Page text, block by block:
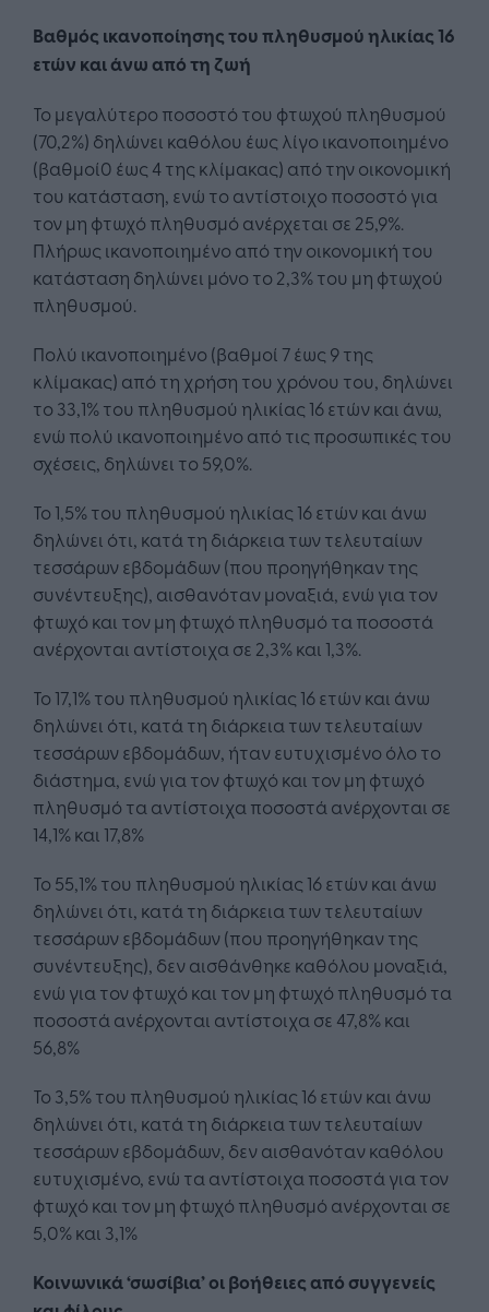
Βαθμός ικανοποίησης του πληθυσμού ηλικίας 16
ετών και άνω από τη ζωή
Το μεγαλύτερο ποσοστό του φτωχού πληθυσμού
(70,2%) δηλώνει καθόλου έως λίγο ικανοποιημένο
(βαθμοί0 έως 4 της κλίμακας) από την οικονομική
του κατάσταση, ενώ το αντίστοιχο ποσοστό για
τον μη φτωχό πληθυσμό ανέρχεται σε 25,9%.
Πλήρως ικανοποιημένο από την οικονομική του
κατάσταση δηλώνει μόνο το 2,3% του μη φτωχού
πληθυσμού.
Πολύ ικανοποιημένο (βαθμοί 7 έως 9 της
κλίμακας) από τη χρήση του χρόνου του, δηλώνει
το 33,1% του πληθυσμού ηλικίας 16 ετών και άνω,
ενώ πολύ ικανοποιημένο από τις προσωπικές του
σχέσεις, δηλώνει το 59,0%.
Το 1,5% του πληθυσμού ηλικίας 16 ετών και άνω
δηλώνει ότι, κατά τη διάρκεια των τελευταίων
τεσσάρων εβδομάδων (που προηγήθηκαν της
συνέντευξης), αισθανόταν μοναξιά, ενώ για τον
φτωχό και τον μη φτωχό πληθυσμό τα ποσοστά
ανέρχονται αντίστοιχα σε 2,3% και 1,3%.
Το 17,1% του πληθυσμού ηλικίας 16 ετών και άνω
δηλώνει ότι, κατά τη διάρκεια των τελευταίων
τεσσάρων εβδομάδων, ήταν ευτυχισμένο όλο το
διάστημα, ενώ για τον φτωχό και τον μη φτωχό
πληθυσμό τα αντίστοιχα ποσοστά ανέρχονται σε
14,1% και 17,8%
Το 55,1% του πληθυσμού ηλικίας 16 ετών και άνω
δηλώνει ότι, κατά τη διάρκεια των τελευταίων
τεσσάρων εβδομάδων (που προηγήθηκαν της
συνέντευξης), δεν αισθάνθηκε καθόλου μοναξιά,
ενώ για τον φτωχό και τον μη φτωχό πληθυσμό τα
ποσοστά ανέρχονται αντίστοιχα σε 47,8% και
56,8%
Το 3,5% του πληθυσμού ηλικίας 16 ετών και άνω
δηλώνει ότι, κατά τη διάρκεια των τελευταίων
τεσσάρων εβδομάδων, δεν αισθανόταν καθόλου
ευτυχισμένο, ενώ τα αντίστοιχα ποσοστά για τον
φτωχό και τον μη φτωχό πληθυσμό ανέρχονται σε
5,0% και 3,1%
Κοινωνικά ‘σωσίβια’ οι βοήθειες από συγγενείς